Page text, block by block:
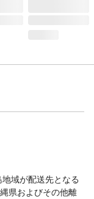
域が配送先となる
県およびその他離